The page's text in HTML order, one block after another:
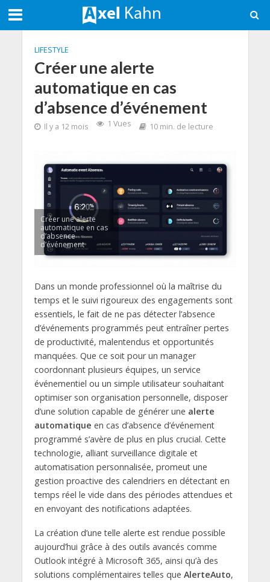
LIFESTYLE
Créer une alerte
automatique en cas
d’absence d’événement
Il y a 12 mois 1 Vues 10 min. de lecture
Créer une alerte
automatique en cas
d’absence
d’événement
Dans un monde professionnel où la maîtrise du
temps et le suivi rigoureux des engagements sont
essentiels, le fait de ne pas détecter l’absence
d’événements programmés peut entraîner pertes
de productivité, malentendus et opportunités
manquées. Que ce soit pour un manager
coordonnant plusieurs équipes, un service
événementiel ou un simple utilisateur souhaitant
optimiser son organisation personnelle, disposer
d’une solution capable de générer une alerte
automatique en cas d’absence d’événement
programmé s’avère de plus en plus crucial. Cette
technologie, alliant surveillance digitale et
automatisation personnalisée, promeut une
gestion proactive des calendriers en détectant en
temps réel le vide dans des périodes attendues et
en envoyant des notifications adaptées.
La création d’une telle alerte est rendue possible
aujourd’hui grâce à des outils avancés comme
Outlook intégré à Microsoft 365, ainsi qu’à des
solutions complémentaires telles que AlerteAuto,